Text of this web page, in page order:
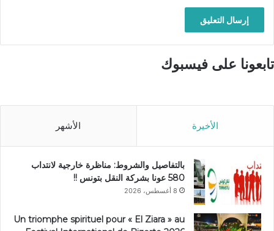
تابعونا على فيسبوك
الأخيرة الأشهر
بالتفاصيل والشروط: مناظرة خارجية لانتداب
580 عونا بشركة النقل بتونس !!
8 أغسطس، 2026
Un triomphe spirituel pour « El Ziara » au